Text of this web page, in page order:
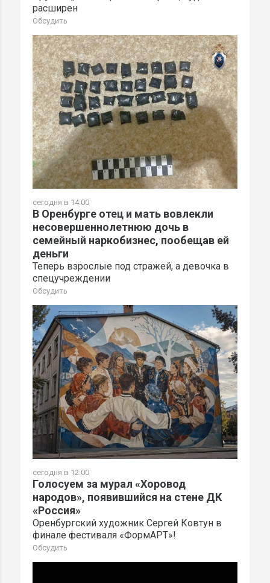
расширен
Обсудить
сегодня в 14:00
В Оренбурге отец и мать вовлекли
несовершеннолетнюю дочь в
семейный наркобизнес, пообещав ей
деньги
Теперь взрослые под стражей, а девочка в
спецучреждении
Обсудить
сегодня в 12:00
Голосуем за мурал «Хоровод
народов», появившийся на стене ДК
«Россия»
Оренбургский художник Сергей Ковтун в
финале фестиваля «ФормАРТ»!
Обсудить